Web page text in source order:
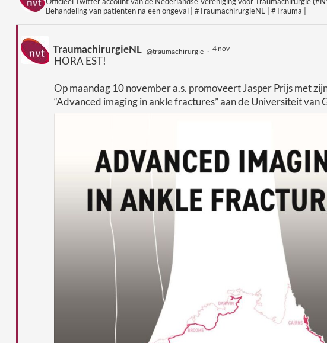
Behandeling van patiënten na een ongeval | #TraumachirurgieNL | #Trauma |
TraumachirurgieNL @traumachirurgie · 4 nov
HORA EST!
Op maandag 10 november a.s. promoveert Jasper Prijs met
“Advanced imaging in ankle fractures” aan de Universiteit van